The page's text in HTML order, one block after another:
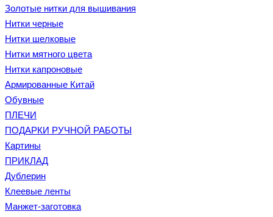
Золотые нитки для вышивания
Нитки черные
Нитки шелковые
Нитки мятного цвета
Нитки капроновые
Армированные Китай
Обувные
ПЛЕЧИ
ПОДАРКИ РУЧНОЙ РАБОТЫ
Картины
ПРИКЛАД
Дублерин
Клеевые ленты
Манжет-заготовка